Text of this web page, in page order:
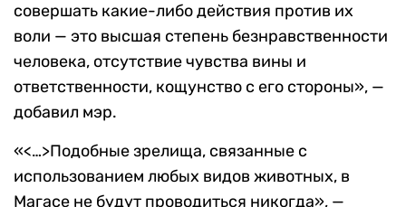
совершать какие-либо действия против их
воли — это высшая степень безнравственности
человека, отсутствие чувства вины и
ответственности, кощунство с его стороны», —
добавил мэр.
«<…>Подобные зрелища, связанные с
использованием любых видов животных, в
Магасе не будут проводиться никогда», —